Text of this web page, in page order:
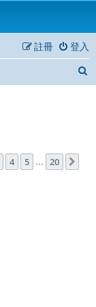
登入
註冊
20頁)
4 5 … 20